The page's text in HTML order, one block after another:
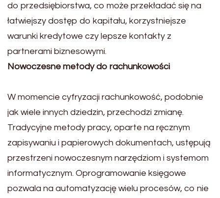
do przedsiębiorstwa, co może przekładać się na
łatwiejszy dostęp do kapitału, korzystniejsze
warunki kredytowe czy lepsze kontakty z
partnerami biznesowymi.
Nowoczesne metody do rachunkowości
W momencie cyfryzacji rachunkowość, podobnie
jak wiele innych dziedzin, przechodzi zmianę.
Tradycyjne metody pracy, oparte na ręcznym
zapisywaniu i papierowych dokumentach, ustępują
przestrzeni nowoczesnym narzędziom i systemom
informatycznym. Oprogramowanie księgowe
pozwala na automatyzację wielu procesów, co nie